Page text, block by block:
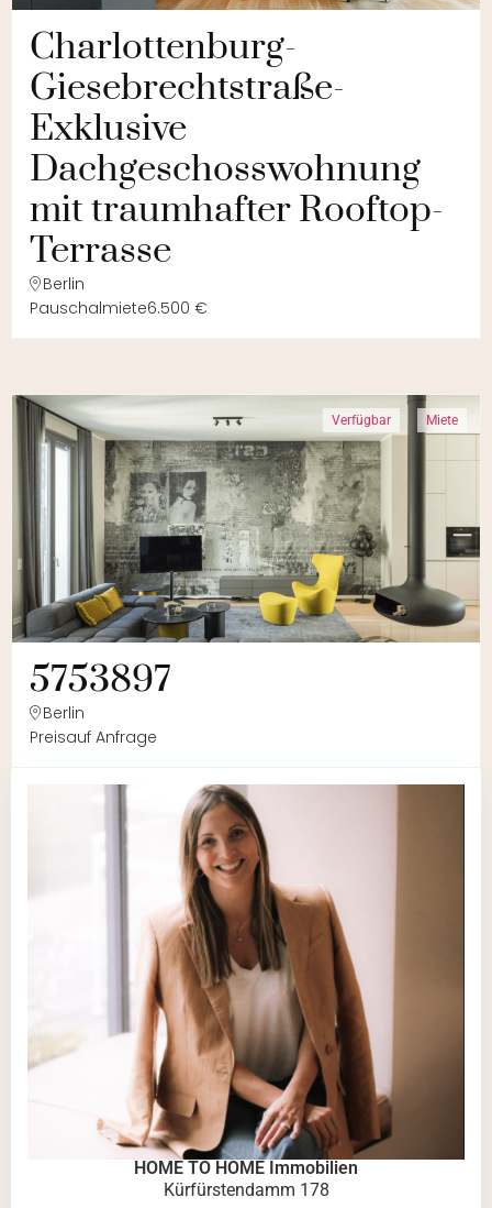
Charlottenburg-
Giesebrechtstraße-
Exklusive
Dachgeschosswohnung
mit traumhafter Rooftop-
Terrasse
Berlin
Pauschalmiete6.500 €
Verfügbar Miete
5753897
Berlin
Preisauf Anfrage
HOME TO HOME Immobilien
Kürfürstendamm 178